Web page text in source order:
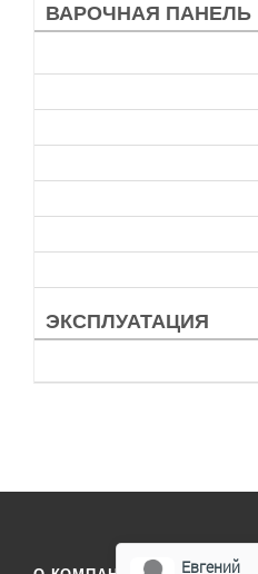
ВАРОЧНАЯ ПАНЕЛЬ
ЭКСПЛУАТАЦИЯ
Евгений